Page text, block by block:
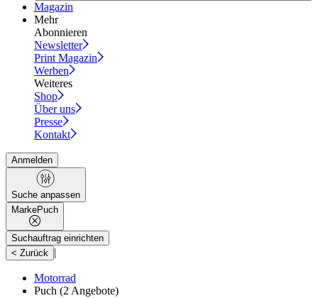
Magazin
Mehr
Abonnieren
Newsletter
Print Magazin
Werben
Weiteres
Shop
Über uns
Presse
Kontakt
Anmelden
Suche anpassen
MarkePuch
Suchauftrag einrichten
< Zurück |
Motorrad
Puch (2 Angebote)